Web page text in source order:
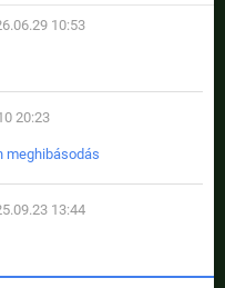
10:53
20:23
meghibásodás
13:44